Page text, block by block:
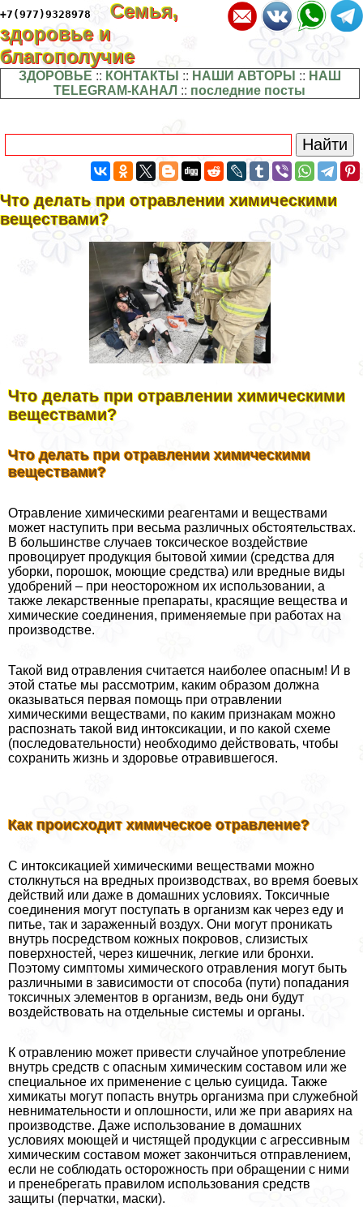
+7(977)9328978
Семья,
здоровье и
благополучие
ЗДОРОВЬЕ :: КОНТАКТЫ :: НАШИ АВТОРЫ :: НАШ
TELEGRAM-КАНАЛ :: последние посты
Что делать при отравлении химическими
веществами?
Что делать при отравлении химическими
веществами?
Что делать при отравлении химическими
веществами?
Отравление химическими реагентами и веществами
может наступить при весьма различных обстоятельствах.
В большинстве случаев токсическое воздействие
провоцирует продукция бытовой химии (средства для
уборки, порошок, моющие средства) или вредные виды
удобрений – при неосторожном их использовании, а
также лекарственные препараты, красящие вещества и
химические соединения, применяемые при работах на
производстве.
Такой вид отравления считается наиболее опасным! И в
этой статье мы рассмотрим, каким образом должна
оказываться первая помощь при отравлении
химическими веществами, по каким признакам можно
распознать такой вид интоксикации, и по какой схеме
(последовательности) необходимо действовать, чтобы
сохранить жизнь и здоровье отравившегося.
Как происходит химическое отравление?
С интоксикацией химическими веществами можно
столкнуться на вредных производствах, во время боевых
действий или даже в домашних условиях. Токсичные
соединения могут поступать в организм как через еду и
питье, так и зараженный воздух. Они могут проникать
внутрь посредством кожных покровов, слизистых
поверхностей, через кишечник, легкие или бронхи.
Поэтому симптомы химического отравления могут быть
различными в зависимости от способа (пути) попадания
токсичных элементов в организм, ведь они будут
воздействовать на отдельные системы и органы.
К отравлению может привести случайное употрeбление
внутрь средств с опасным химическим составом или же
специальное их применение с целью суицида. Также
химикаты могут попасть внутрь организма при служебной
невнимательности и оплошности, или же при авариях на
производстве. Даже использование в домашних
условиях моющей и чистящей продукции с агрессивным
химическим составом может закончиться отправлением,
если не соблюдать осторожность при обращении с ними
и пренебрегать правилом использования средств
защиты (перчатки, маски).